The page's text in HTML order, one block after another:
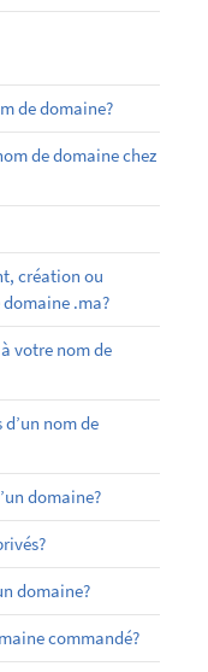
de domaine?
de domaine chez
création ou
.ma?
votre nom de
nom de
domaine?
domaine?
commandé?